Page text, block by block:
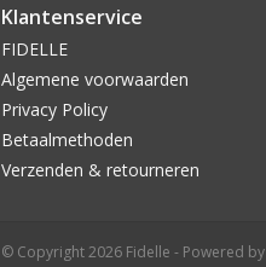
Klantenservice
FIDELLE
Algemene voorwaarden
Privacy Policy
Betaalmethoden
Verzenden & retourneren
© Copyright 2026 Fidelle - Powered by